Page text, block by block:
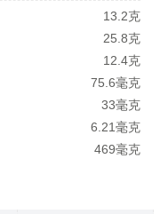
13.2克
25.8克
12.4克
75.6毫克
33毫克
6.21毫克
469毫克